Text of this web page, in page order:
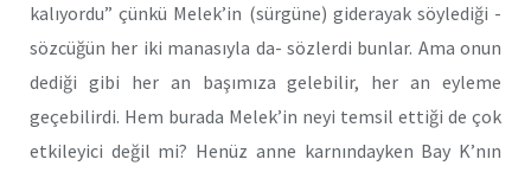
kalıyordu” çünkü Melek’in (sürgüne) giderayak söylediği -
sözcüğün her iki manasıyla da- sözlerdi bunlar. Ama onun
dediği gibi her an başımıza gelebilir, her an eyleme
geçebilirdi. Hem burada Melek’in neyi temsil ettiği de çok
etkileyici değil mi? Henüz anne karnındayken Bay K’nın